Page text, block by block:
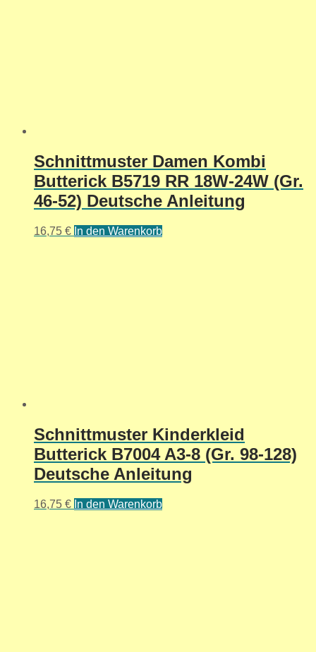
Schnittmuster Damen Kombi
Butterick B5719 RR 18W-24W (Gr.
46-52) Deutsche Anleitung
16,75 € In den Warenkorb
Schnittmuster Kinderkleid
Butterick B7004 A3-8 (Gr. 98-128)
Deutsche Anleitung
16,75 € In den Warenkorb